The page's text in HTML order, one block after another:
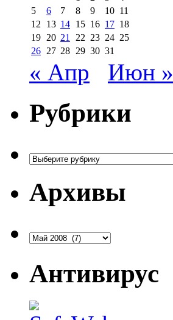
5
6 7 8 9 10 11
12 13 14 15 16 17 18
19 20 21 22 23 24 25
26 27 28 29 30 31
« Апр Июн »
Рубрики
Рубрики
Архивы
Антивирус